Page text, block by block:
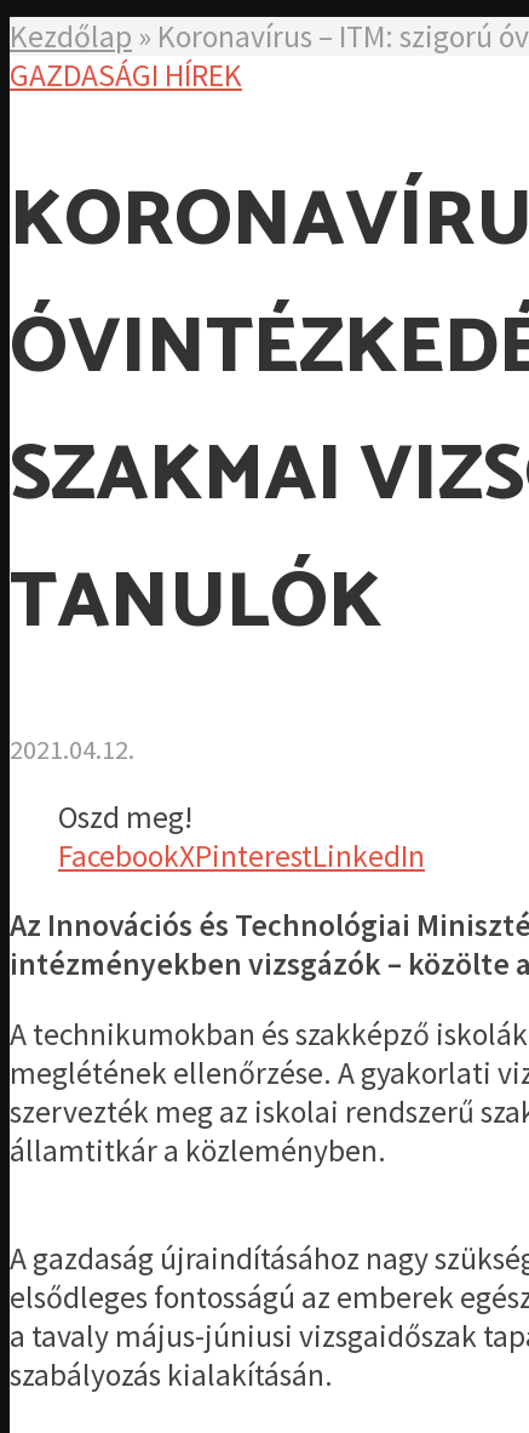
Kezdőlap » Koronavírus – ITM: szigorú
GAZDASÁGI HÍREK
SZAKMAI
TANULÓK
2021.04.12.
Oszd meg!
FacebookXPinterestLinkedIn
Az Innovációs és Technológiai
intézményekben vizsgázók – közölte
A technikumokban és szakképző
meglétének ellenőrzése. A gyakorlati
szervezték meg az iskolai rendszerű
államtitkár a közleményben.
A gazdaság újraindításához nagy
elsődleges fontosságú az emberek
a tavaly május-júniusi vizsgaidőszak
szabályozás kialakításán.